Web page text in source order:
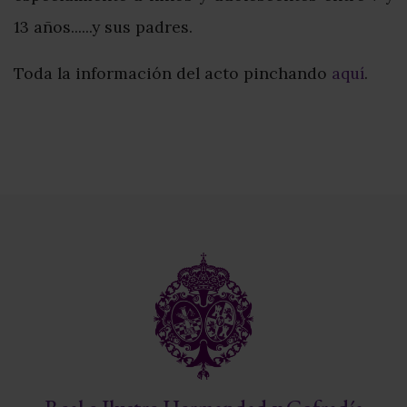
13 años......y sus padres.
Toda la información del acto pinchando aquí.